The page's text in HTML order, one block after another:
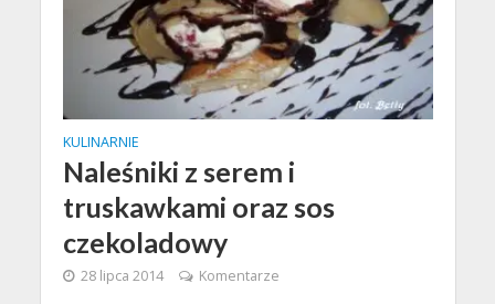
KULINARNIE
Naleśniki z serem i
truskawkami oraz sos
czekoladowy
28 lipca 2014 Komentarze